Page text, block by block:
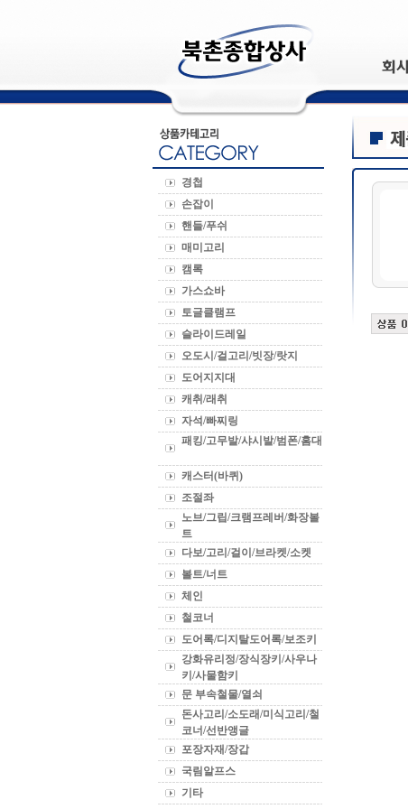
경첩
손잡이
핸들/푸쉬
매미고리
캠록
가스쇼바
토글클램프
슬라이드레일
오도시/걸고리/빗장/랏지
도어지지대
캐취/래취
자석/빠찌링
패킹/고무발/샤시발/범폰/홈대
캐스터(바퀴)
조절좌
노브/그립/크램프레버/화장볼
트
다보/고리/걸이/브라켓/소켓
볼트/너트
체인
철코너
도어록/디지탈도어록/보조키
강화유리정/장식장키/사우나
키/사물함키
문 부속철물/열쇠
돈사고리/소도래/미식고리/철
코너/선반앵글
포장자재/장갑
국림알프스
기타